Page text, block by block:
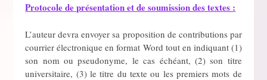
Protocole de présentation et de soumission des textes :
L’auteur devra envoyer sa proposition de contributions par
courrier électronique en format Word tout en indiquant (1)
son nom ou pseudonyme, le cas échéant, (2) son titre
universitaire, (3) le titre du texte ou les premiers mots de